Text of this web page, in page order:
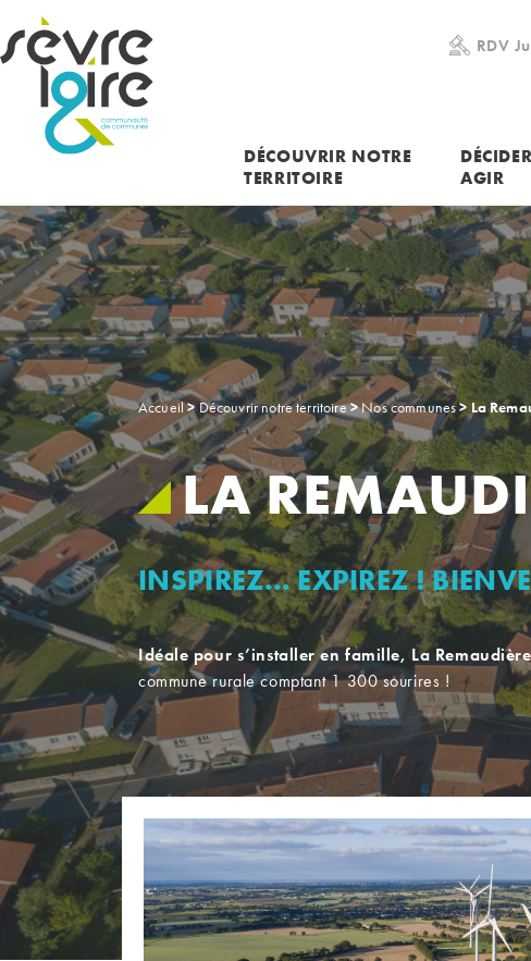
RECHERCHER UNE INFORMATION RDV
DÉCOUVRIR NOTRE
TERRITOIRE
AGIR
Accueil>Découvrir notre territoire>Nos communes>La
LA
INSPIREZ… EXPIREZ !
Idéale pour s’installer en famille, La
commune rurale comptant 1 300 sourires !